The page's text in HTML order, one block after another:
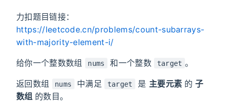
力扣题目链接：
https://leetcode.cn/problems/count-subarrays-
with-majority-element-i/
给你一个整数数组 nums 和一个整数 target 。
返回数组 nums 中满足 target 是 主要元素 的子
数组 的数目。